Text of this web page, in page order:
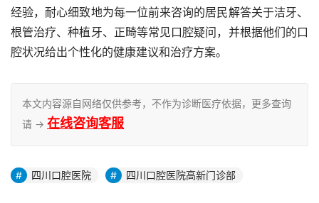
经验，耐心细致地为每一位前来咨询的居民解答关于洁牙、
根管治疗、种植牙、正畸等常见口腔疑问，并根据他们的口
腔状况给出个性化的健康建议和治疗方案。
本文内容源自网络仅供参考，不作为诊断医疗依据，更多查询
请 → 在线咨询客服
四川口腔医院 四川口腔医院高新门诊部